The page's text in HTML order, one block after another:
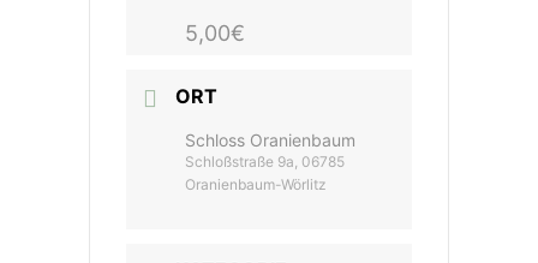
5,00€
ORT
Schloss Oranienbaum
Schloßstraße 9a, 06785
Oranienbaum-Wörlitz